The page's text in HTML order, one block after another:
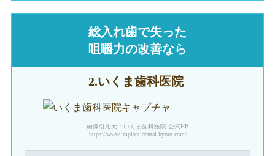
総入れ歯で失った
咀嚼力の改善なら
2.いくま歯科医院
画像引用元：いくま歯科医院 公式HP
https://www.implant-dental-kyoto.com/